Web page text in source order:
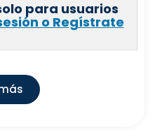
para usuarios
o Regístrate